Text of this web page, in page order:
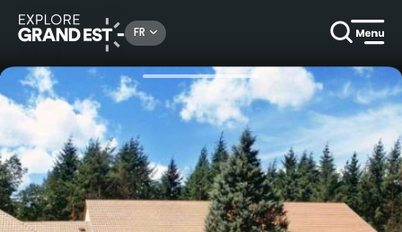
FR
Hôtels Nuitée évasion à l'Hôtel-Restaurant la Vallée Noble***